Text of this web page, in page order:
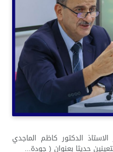
الدكتور كاظم الماجدي
حديثا بعنوان ( جودة...